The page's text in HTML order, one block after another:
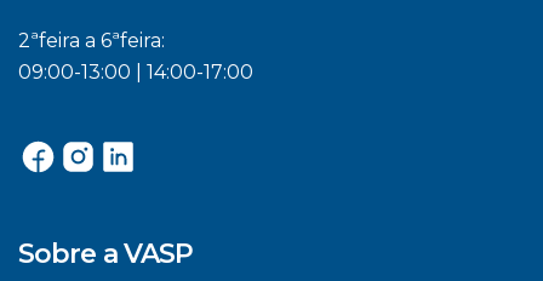
2ªfeira a 6ªfeira:
09:00-13:00 | 14:00-17:00
Sobre a VASP